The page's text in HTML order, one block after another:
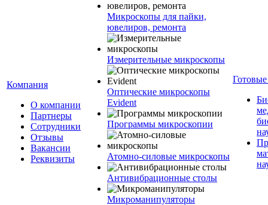
Компания
О компании
Партнеры
Сотрудники
Отзывы
Вакансии
Реквизиты
Микроскопы для пайки,
ювелиров, ремонта
Измерительные микроскопы
Оптические микроскопы
Evident
Программы микроскопии
Атомно-силовые микроскопы
Антивибрационные столы
Микроманипуляторы